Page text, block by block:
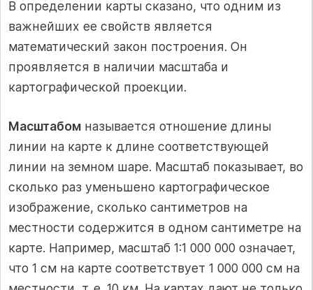
В определении карты сказано, что одним из
важнейших ее свойств является
математический закон построения. Он
проявляется в наличии масштаба и
картографической проекции.
Масштабом называется отношение длины
линии на карте к длине соответствующей
линии на земном шаре. Масштаб показывает, во
сколько раз уменьшено картографическое
изображение, сколько сантиметров на
местности содержится в одном сантиметре на
карте. Например, масштаб 1:1 000 000 означает,
что 1 см на карте соответствует 1 000 000 см на